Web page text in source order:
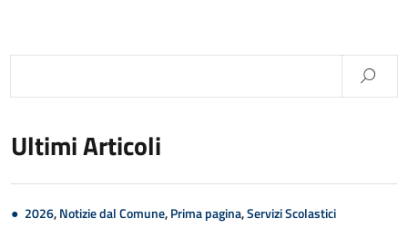
Ultimi Articoli
2026,Notizie dal Comune,Prima pagina,Servizi Scolastici